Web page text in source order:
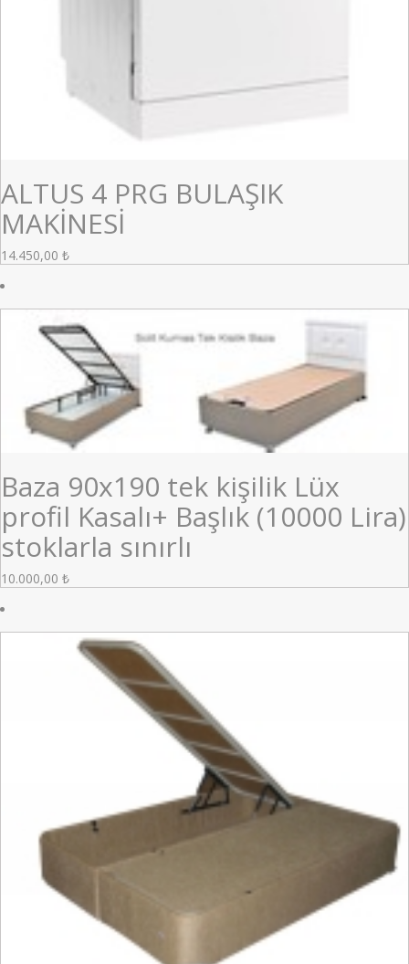
ALTUS 4 PRG BULAŞIK
MAKİNESİ
14.450,00 ₺
Baza 90x190 tek kişilik Lüx
profil Kasalı+ Başlık (10000 Lira)
stoklarla sınırlı
10.000,00 ₺